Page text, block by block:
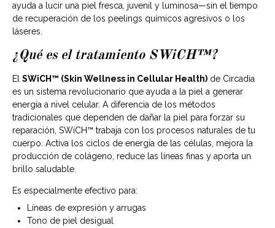
ayuda a lucir una piel fresca, juvenil y luminosa—sin el tiempo
de recuperación de los peelings químicos agresivos o los
láseres.
¿Qué es el tratamiento SWiCH™?
El SWiCH™ (Skin Wellness in Cellular Health) de Circadia
es un sistema revolucionario que ayuda a la piel a generar
energía a nivel celular. A diferencia de los métodos
tradicionales que dependen de dañar la piel para forzar su
reparación, SWiCH™ trabaja con los procesos naturales de tu
cuerpo. Activa los ciclos de energía de las células, mejora la
producción de colágeno, reduce las líneas finas y aporta un
brillo saludable.
Es especialmente efectivo para:
Líneas de expresión y arrugas
Tono de piel desigual